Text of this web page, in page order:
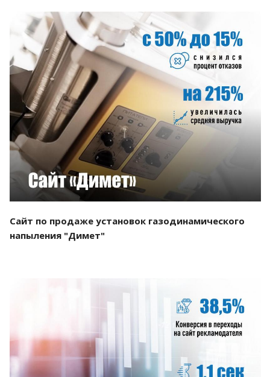
Смотреть проект
Сайт по продаже установок газодинамического
напыления "Димет"